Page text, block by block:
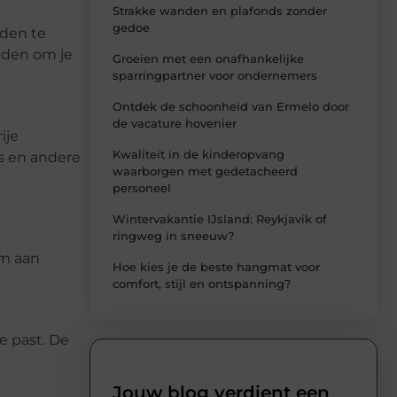
te
om je
en andere
aan
past. De
Strakke wanden en plafonds zonder
gedoe
Groeien met een onafhankelijke
sparringpartner voor ondernemers
Ontdek de schoonheid van Ermelo door
de vacature hovenier
Kwaliteit in de kinderopvang
waarborgen met gedetacheerd
personeel
Wintervakantie IJsland: Reykjavik of
ringweg in sneeuw?
Hoe kies je de beste hangmat voor
comfort, stijl en ontspanning?
Jouw blog verdient een